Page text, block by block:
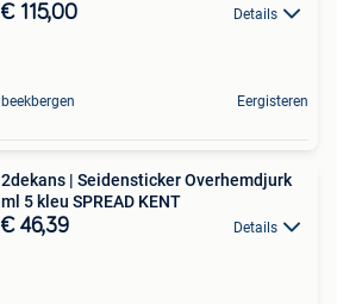
€ 115,00 Details
beekbergen Eergisteren
2dekans | Seidensticker Overhemdjurk
ml 5 kleu SPREAD KENT
€ 46,39 Details